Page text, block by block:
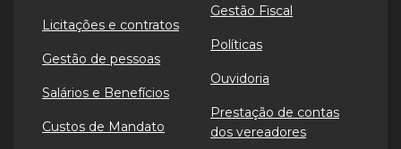
Licitações e contratos
Gestão de pessoas
Salários e Benefícios
Custos de Mandato
Gestão Fiscal
Políticas
Ouvidoria
Prestação de contas
dos vereadores